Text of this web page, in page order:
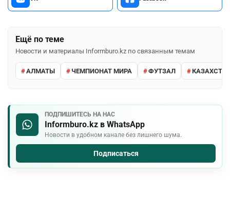
Ещё по теме
Новости и материалы Informburo.kz по связанным темам
АЛМАТЫ ЧЕМПИОНАТ МИРА ФУТЗАЛ
ПОДПИШИТЕСЬ НА НАС
Informburo.kz в WhatsApp
Новости в удобном канале без лишнего шума.
Подписаться